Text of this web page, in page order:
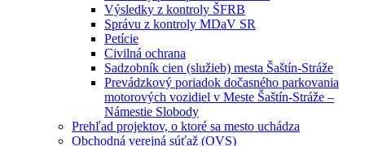
Výsledky z kontroly ŠFRB
Správu z kontroly MDaV SR
Petície
Civilná ochrana
Sadzobník cien (služieb) mesta Šaštín-Stráže
Prevádzkový poriadok dočasného parkovania
motorových vozidiel v Meste Šaštín-Stráže –
Námestie Slobody
Prehľad projektov, o ktoré sa mesto uchádza
Obchodná verejná súťaž (OVS)